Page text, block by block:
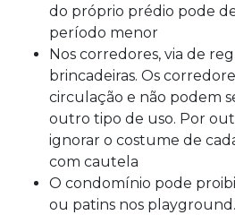
do próprio prédio pode
período menor
Nos corredores, via de
brincadeiras. Os
circulação e não podem
outro tipo de uso. Por
ignorar o costume de
com cautela
O condomínio pode
ou patins nos